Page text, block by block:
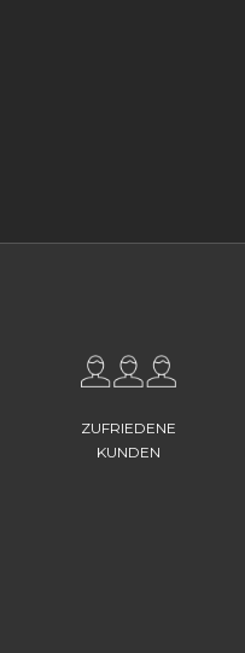
ZUFRIEDENE
KUNDEN